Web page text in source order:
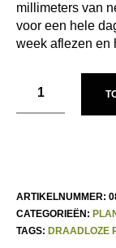
millimeters van
voor een hele
week aflezen en
ARTIKELNUMMER:
CATEGORIEËN:
TAGS: DRAADLOZE